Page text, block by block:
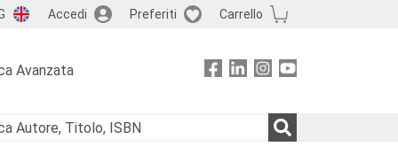
Accedi Preferiti Carrello
Avanzata